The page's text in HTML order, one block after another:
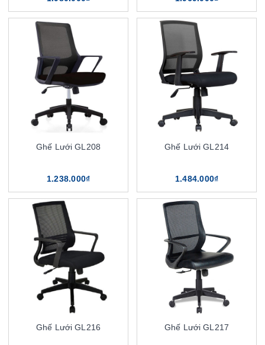
Ghế Lưới GL208
1.238.000₫
Ghế Lưới GL214
1.484.000₫
Ghế Lưới GL216 Ghế Lưới GL217